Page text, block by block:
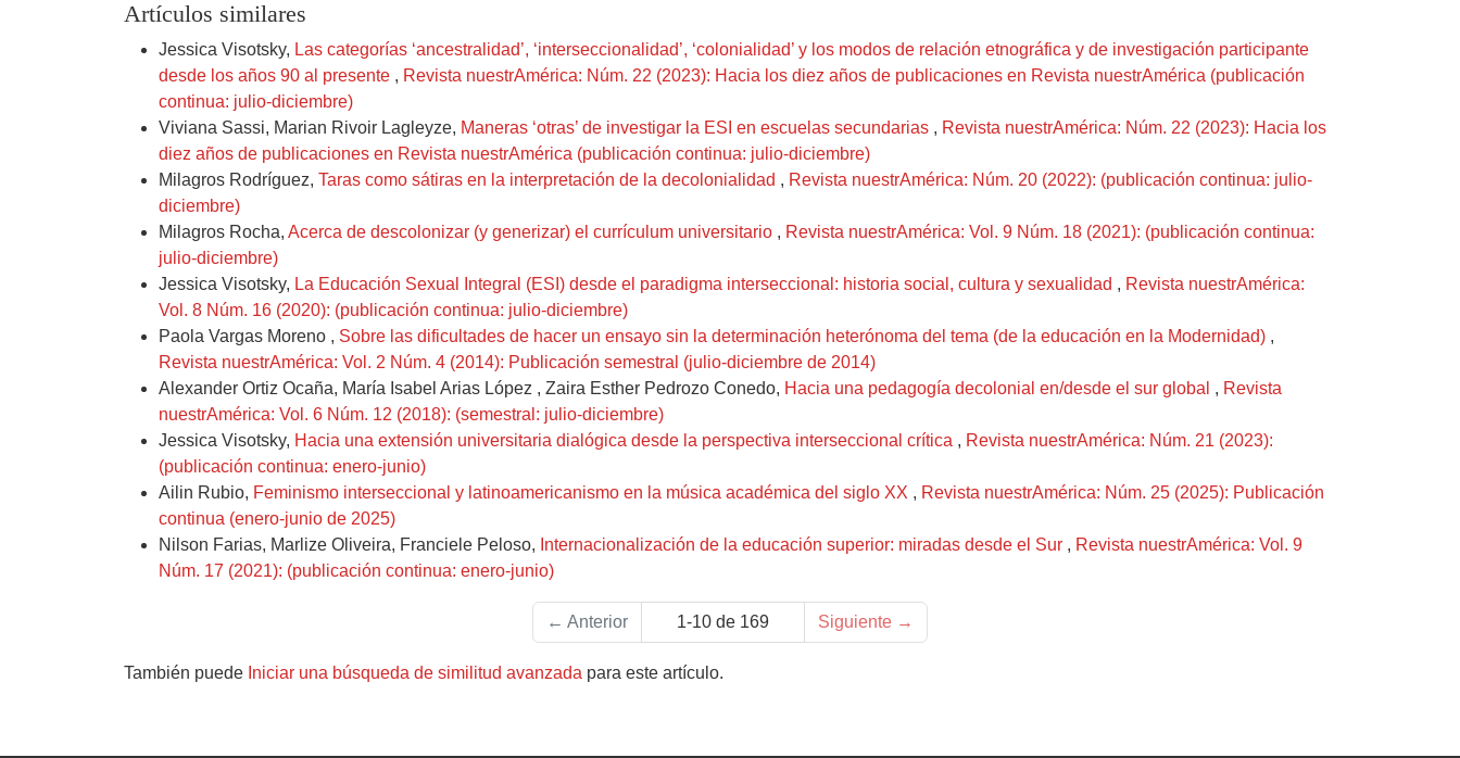
Artículos similares
Jessica Visotsky, Las categorías ‘ancestralidad’, ‘interseccionalidad’, ‘colonialidad’ y los modos de relación etnográfica y de investigación participante
desde los años 90 al presente , Revista nuestrAmérica: Núm. 22 (2023): Hacia los diez años de publicaciones en Revista nuestrAmérica (publicación
continua: julio-diciembre)
Viviana Sassi, Marian Rivoir Lagleyze, Maneras ‘otras’ de investigar la ESI en escuelas secundarias , Revista nuestrAmérica: Núm. 22 (2023): Hacia los
diez años de publicaciones en Revista nuestrAmérica (publicación continua: julio-diciembre)
Milagros Rodríguez, Taras como sátiras en la interpretación de la decolonialidad , Revista nuestrAmérica: Núm. 20 (2022): (publicación continua: julio-
diciembre)
Milagros Rocha, Acerca de descolonizar (y generizar) el currículum universitario , Revista nuestrAmérica: Vol. 9 Núm. 18 (2021): (publicación continua:
julio-diciembre)
Jessica Visotsky, La Educación Sexual Integral (ESI) desde el paradigma interseccional: historia social, cultura y sexualidad , Revista nuestrAmérica:
Vol. 8 Núm. 16 (2020): (publicación continua: julio-diciembre)
Paola Vargas Moreno , Sobre las dificultades de hacer un ensayo sin la determinación heterónoma del tema (de la educación en la Modernidad) ,
Revista nuestrAmérica: Vol. 2 Núm. 4 (2014): Publicación semestral (julio-diciembre de 2014)
Alexander Ortiz Ocaña, María Isabel Arias López , Zaira Esther Pedrozo Conedo, Hacia una pedagogía decolonial en/desde el sur global , Revista
nuestrAmérica: Vol. 6 Núm. 12 (2018): (semestral: julio-diciembre)
Jessica Visotsky, Hacia una extensión universitaria dialógica desde la perspectiva interseccional crítica , Revista nuestrAmérica: Núm. 21 (2023):
(publicación continua: enero-junio)
Ailin Rubio, Feminismo interseccional y latinoamericanismo en la música académica del siglo XX , Revista nuestrAmérica: Núm. 25 (2025): Publicación
continua (enero-junio de 2025)
Nilson Farias, Marlize Oliveira, Franciele Peloso, Internacionalización de la educación superior: miradas desde el Sur , Revista nuestrAmérica: Vol. 9
Núm. 17 (2021): (publicación continua: enero-junio)
← Anterior 1-10 de 169 Siguiente →
También puede Iniciar una búsqueda de similitud avanzada para este artículo.